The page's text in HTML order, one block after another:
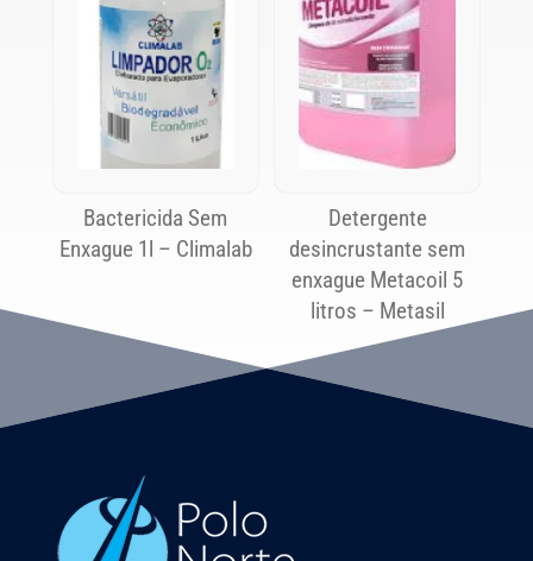
Bactericida Sem
Enxague 1l – Climalab
Detergente
desincrustante sem
enxague Metacoil 5
litros – Metasil